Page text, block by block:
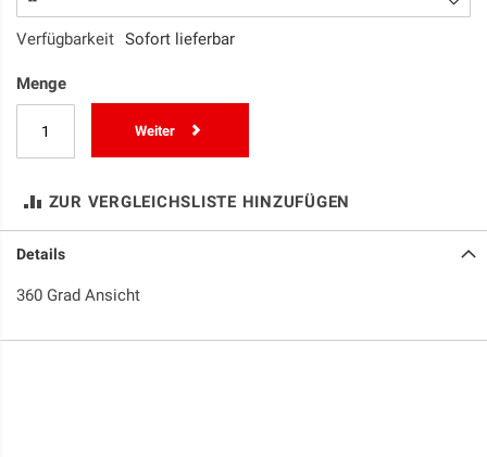
Verfügbarkeit Sofort lieferbar
Menge
Weiter
ZUR VERGLEICHSLISTE HINZUFÜGEN
Details
360 Grad Ansicht